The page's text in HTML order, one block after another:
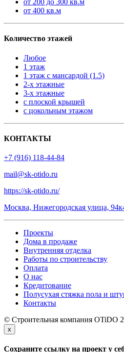
от 200 до 300 кв.м
от 400 кв.м
Количество этажей
Любое
1 этаж
1 этаж с мансардой (1.5)
2-х этажные
3-х этажные
с плоской крышей
с цокольным этажом
КОНТАКТЫ
+7 (916) 118-44-84
mail@sk-otido.ru
https://sk-otido.ru/
Москва, Нижегородская улица,
Проекты
Дома в продаже
Внутренняя отделка
Работы по строительству
Оплата
О нас
Кредитование
Полусухая стяжка пола и
Контакты
© Строительная компания OTiDO
x
Сохраните ссылку на проект у